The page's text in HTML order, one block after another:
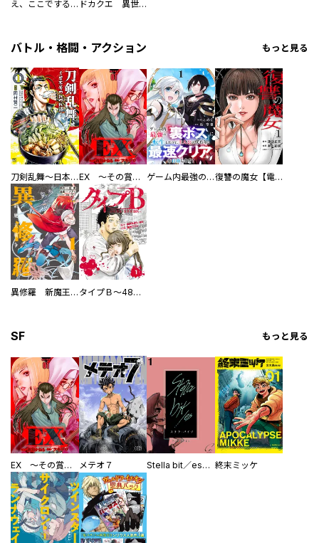
／NRMEN ／大庭そと ／山田桐子 ／まち ／ふぶる ／有海とよこ ／千寿成 ／黛けい ／長月おと ／うめだ悠 ／きぎたつみ ／荻なつみ ／白峰 ／相川有 ／八坂アキヲ ／白峰 ／じく ／隈 ／シナガワ ／小西明日翔 ／くも子 ／永井佑香 ／「マクロスΔ」より ／バンダイナムコエンターテインメント ／黒野ユウ ／宇佐義大 ／高里椎奈 ／白峰 ／宇佐義大 ／タチバナ ／三栗あおな ／御手洗直子 ／めろ ／小宮愁 ／「マクロスΔ」より ／バンダイナムコエンターテイメント ／奏ユミカ ／糟谷みつ ／遥一 ／雪広うたこ
え、ここでするの？ アイドルのファンが知らない日常 ドカクエ 異世界ドカコッククエスト
バトル・格闘・アクション もっと見る
刀剣乱舞～日本号つれづれ酒～ EX ～その賞金稼ぎは、世界の出口を探す～【単行本版】 ゲーム内最強の『裏ボス』に転生したので、主人公の代わりに最速クリアを目指します！【電子単行本版】 復讐の魔女【電子単行本版】
異修羅 新魔王戦争 タイプＢ～48時間後、致死率100％～【単話】
SF もっと見る
EX ～その賞金稼ぎは、世界の出口を探す～【単行本版】 メテオ７ Stella bit／es【単話版】 終末ミッケ